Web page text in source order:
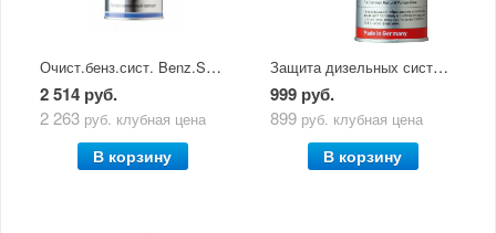
Очист.бенз.сист. Benz.Syst.Rein.(1л) 3941
2 514 руб.
2 263 руб. клубная цена
В корзину
Защита дизельных систем Diesel Systempflege (0,25л) 7506
999 руб.
899 руб. клубная цена
В корзину